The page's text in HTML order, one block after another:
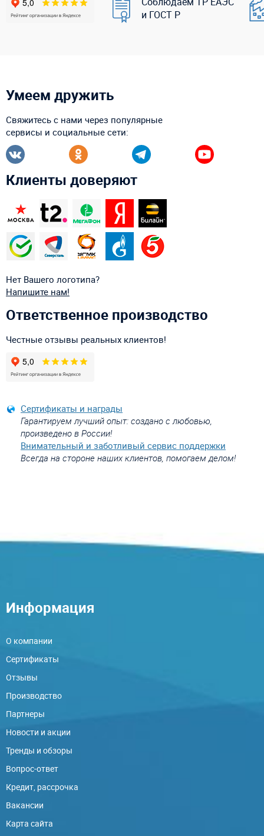
и ГОСТ Р
Умеем дружить
Свяжитесь с нами через популярные
сервисы и социальные сети:
Клиенты доверяют
Нет Вашего логотипа?
Напишите нам!
Ответственное производство
Честные отзывы реальных клиентов!
Сертификаты и награды
Гарантируем лучший опыт: создано с любовью,
произведено в России!
Внимательный и заботливый сервис поддержки
Всегда на стороне наших клиентов, помогаем делом!
Информация
О компании
Сертификаты
Отзывы
Производство
Партнеры
Новости и акции
Тренды и обзоры
Вопрос-ответ
Кредит, рассрочка
Вакансии
Карта сайта